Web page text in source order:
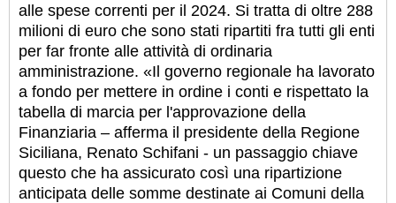
alle spese correnti per il 2024. Si tratta di oltre 288
milioni di euro che sono stati ripartiti fra tutti gli enti
per far fronte alle attività di ordinaria
amministrazione. «Il governo regionale ha lavorato
a fondo per mettere in ordine i conti e rispettato la
tabella di marcia per l'approvazione della
Finanziaria – afferma il presidente della Regione
Siciliana, Renato Schifani - un passaggio chiave
questo che ha assicurato così una ripartizione
anticipata delle somme destinate ai Comuni della